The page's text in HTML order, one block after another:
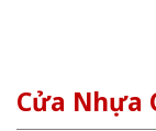
Cửa Nhựa